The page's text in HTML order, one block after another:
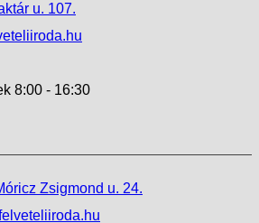
u. 107.
8:00 - 16:30
Zsigmond u. 24.